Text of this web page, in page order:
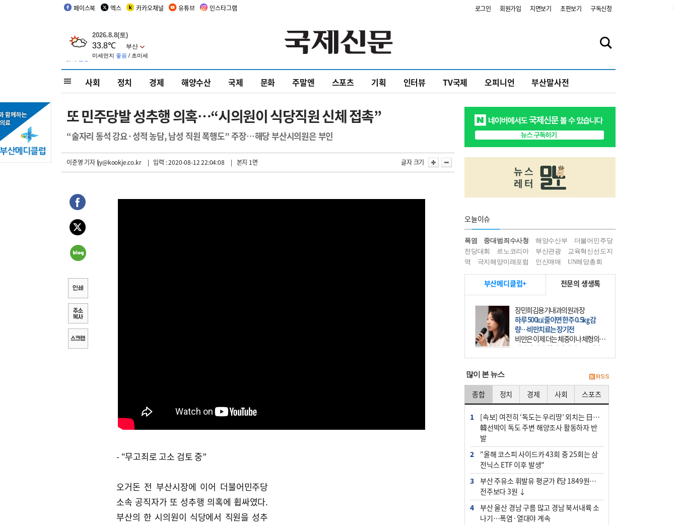
페이스북 엑스 카카오채널 유튜브 인스타그램 로그인 회원가입 지면보기 초판보기 구독신청
사회 정치 경제 해양수산 국제 문화 주말엔 스포츠 기획 인터뷰 TV국제 오피니언 부산말사전
또 민주당발 성추행 의혹…“시의원이 식당직원 신체 접촉”
“술자리 동석 강요·성적 농담, 남성 직원 폭행도” 주장…해당 부산시의원은 부인
이준영 기자ljy@kookje.co.kr | 입력 : 2020-08-12 22:04:08 | 본지 1면 글자 크기
- “무고죄로 고소 검토 중”
오거돈 전 부산시장에 이어 더불어민주당
소속 공직자가 또 성추행 의혹에 휩싸였다.
부산의 한 시의원이 식당에서 직원을 성추
오늘이슈
폭염 중대범죄수사청 해양수산부
더불어민주당
전당대회
르노코리아 부산관광
교육혁신선도지
역
극지해양미래포럼 인신매매 UN해양총회
부산메디클럽+ 전문의 생생톡
장민희김용기내과의원과장
하루 500㎉ 줄이면 한주 0.5㎏ 감
량…비만치료는 장기전
비만은 이제 더는 체중이나 체형의 문
제가 아니다. 하나의 질병으로 인지
하고 치료와 관리를 해야 한다. 세계
많이 본 뉴스
종합 정치 경제 사회 스포츠
1
[속보] 여전히 ‘독도는 우리땅’ 외치는 日…
韓선박이 독도 주변 해양조사 활동하자 반
발
2
"올해 코스피 사이드카 43회 중 25회는 삼
전닉스 ETF 이후 발생"
3
부산 주유소 휘발유 평균가 ℓ당 1849원…
전주보다 3원 ↓
4
부산 울산 경남 구름 많고 경남 북서내륙 소
나기…폭염·열대야 계속